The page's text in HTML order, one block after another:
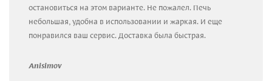
остановиться на этом варианте. Не пожалел. Печь
небольшая, удобна в использовании и жаркая. И еще
понравился ваш сервис. Доставка была быстрая.
Anisimov